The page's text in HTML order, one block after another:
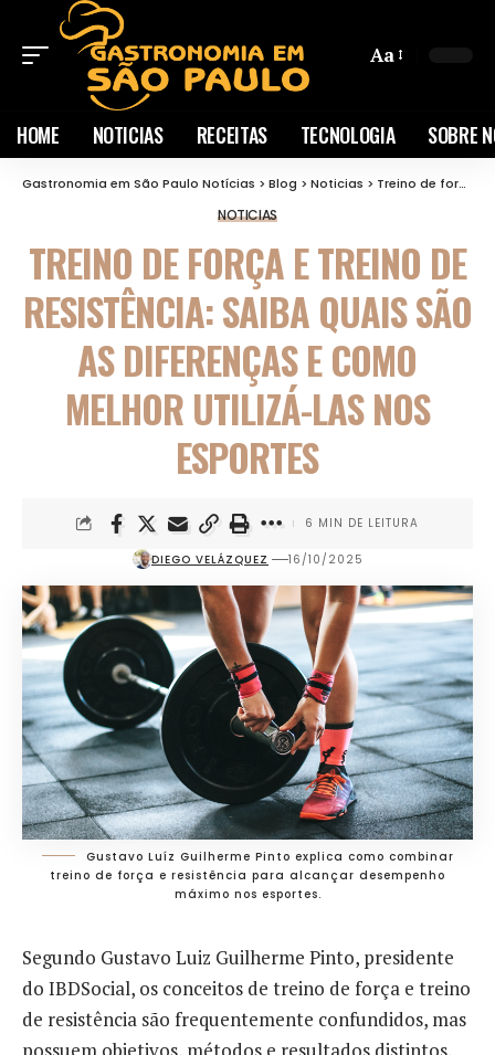
Aa
HOME NOTICIAS RECEITAS TECNOLOGIA SOBRE
Gastronomia em São Paulo Notícias >Blog >Noticias > Treino de força e treino de resistência: Saiba quais são as diferenças e como melhor utilizá-las nos esportes
NOTICIAS
TREINO DE FORÇA E TREINO DE
RESISTÊNCIA: SAIBA QUAIS SÃO
AS DIFERENÇAS E COMO
MELHOR UTILIZÁ-LAS NOS
ESPORTES
DIEGO VELÁZQUEZ 16/10/2025
6 MIN DE LEITURA
Gustavo Luíz Guilherme Pinto explica como combinar
treino de força e resistência para alcançar desempenho
máximo nos esportes.
Segundo Gustavo Luiz Guilherme Pinto, presidente
do IBDSocial, os conceitos de treino de força e treino
de resistência são frequentemente confundidos, mas